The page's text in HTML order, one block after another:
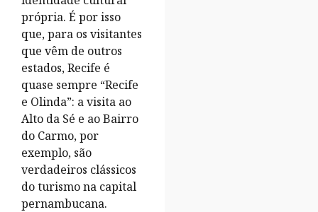
própria. É por isso
que, para os visitantes
que vêm de outros
estados, Recife é
quase sempre “Recife
e Olinda”: a visita ao
Alto da Sé e ao Bairro
do Carmo, por
exemplo, são
verdadeiros clássicos
do turismo na capital
pernambucana.